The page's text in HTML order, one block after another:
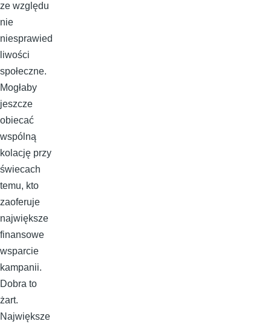
ze względu
nie
niesprawied
liwości
społeczne.
Mogłaby
jeszcze
obiecać
wspólną
kolację przy
świecach
temu, kto
zaoferuje
największe
finansowe
wsparcie
kampanii.
Dobra to
żart.
Największe